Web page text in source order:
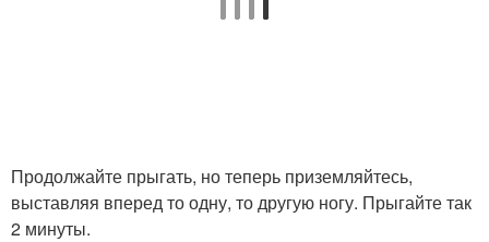
Продолжайте прыгать, но теперь приземляйтесь,
выставляя вперед то одну, то другую ногу. Прыгайте так
2 минуты.